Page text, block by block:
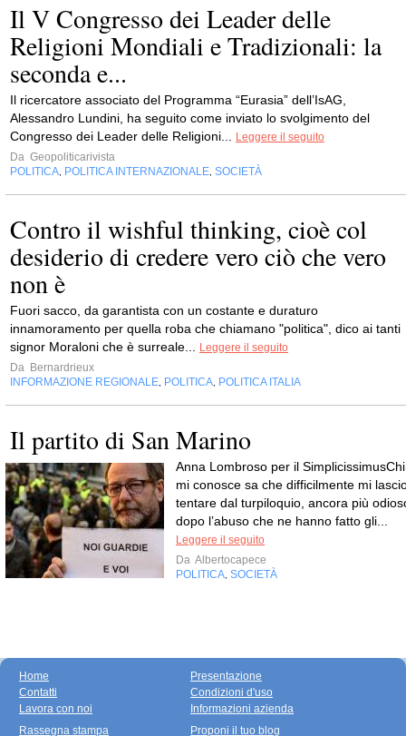
Il V Congresso dei Leader delle
Religioni Mondiali e Tradizionali: la
seconda e...
Il ricercatore associato del Programma “Eurasia” dell’IsAG,
Alessandro Lundini, ha seguito come inviato lo svolgimento del
Congresso dei Leader delle Religioni... Leggere il seguito
Da Geopoliticarivista
POLITICA, POLITICA INTERNAZIONALE, SOCIETÀ
Contro il wishful thinking, cioè col
desiderio di credere vero ciò che vero
non è
Fuori sacco, da garantista con un costante e duraturo
innamoramento per quella roba che chiamano "politica", dico ai tanti
signor Moraloni che è surreale... Leggere il seguito
Da Bernardrieux
INFORMAZIONE REGIONALE, POLITICA, POLITICA ITALIA
Il partito di San Marino
Anna Lombroso per il SimplicissimusChi
mi conosce sa che difficilmente mi
tentare dal turpiloquio, ancora più
dopo l’abuso che ne hanno fatto gli...
Leggere il seguito
Da Albertocapece
POLITICA, SOCIETÀ
Home
Contatti
Lavora con noi
Presentazione
Condizioni d'uso
Informazioni azienda
Rassegna stampa
Proponi il tuo blog